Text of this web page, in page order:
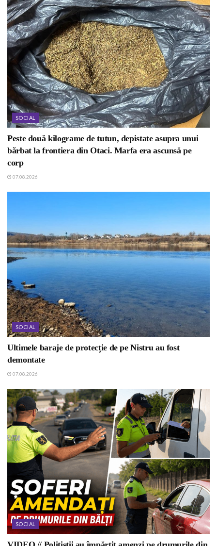
SOCIAL
Peste două kilograme de tutun, depistate asupra unui
bărbat la frontiera din Otaci. Marfa era ascunsă pe
corp
07.08.2026
SOCIAL
Ultimele baraje de protecție de pe Nistru au fost
demontate
07.08.2026
SOCIAL